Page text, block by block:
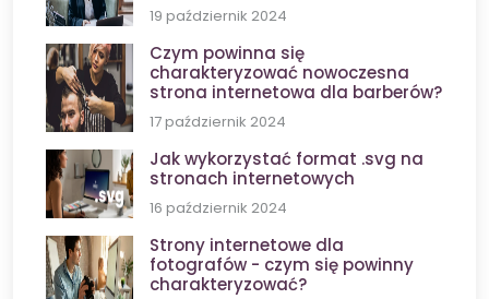
19 październik 2024
Czym powinna się
charakteryzować nowoczesna
strona internetowa dla barberów?
17 październik 2024
Jak wykorzystać format .svg na
stronach internetowych
16 październik 2024
Strony internetowe dla
fotografów - czym się powinny
charakteryzować?